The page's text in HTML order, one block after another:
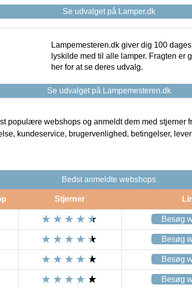
Se udvalget på Lamper.dk
Lampemesteren.dk giver dig 100
lyskilde med til alle lamper. Fragten er
her for at se deres udvalg.
Se udvalget på Lampemesteren.dk
populære webshops og anmeldt dem med stjerner
kundeservice, brugervenlighed, betingelser,
Bedst anmeldte webshops
Stjerner
Besøg
Besøg
Besøg
Besøg